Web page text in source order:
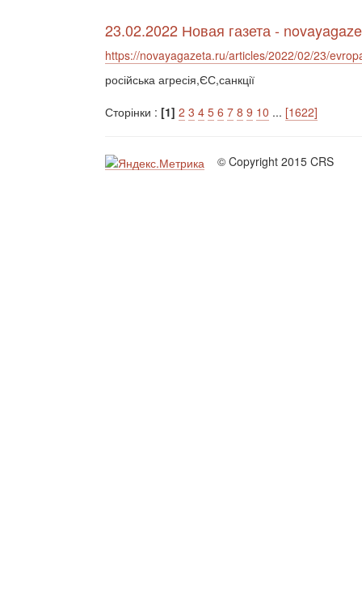
23.02.2022 Новая газета -
https://novayagazeta.ru/articles/2022/02/23/
російська агресія,ЄС,санкції
Сторінки : [1] 2 3 4 5 6 7 8 9 10 ... [1622]
© Copyright 2015 CRS